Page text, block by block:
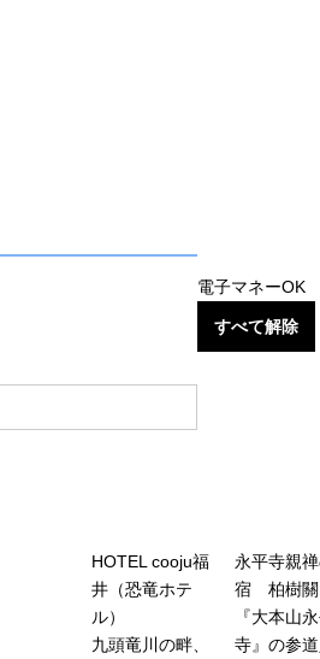
電子マネーOK
すべて解除
HOTEL cooju福
井（恐竜ホテ
ル）
九頭竜川の畔、
永平寺親
宿 柏樹關
『大本山
寺』の参